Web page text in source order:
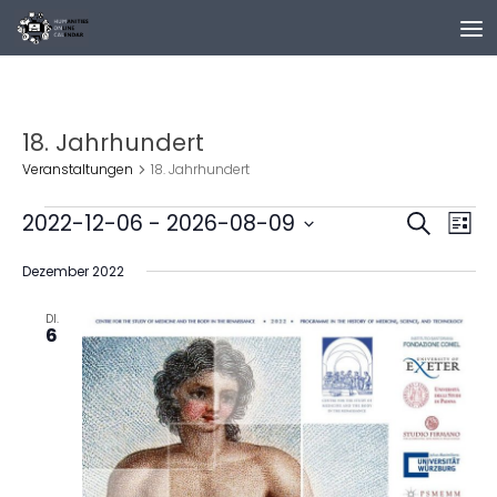
Zum Inhalt springen
18. Jahrhundert
Veranstaltungen 18. Jahrhundert
Veranstaltungen
V
r
n
s
t
a
l
t
u
SucheV
r
n
s
t
a
l
t
u
Liste
2022-12-06 - 2026-08-09
wählen.
Dezember 2022
DI.
6